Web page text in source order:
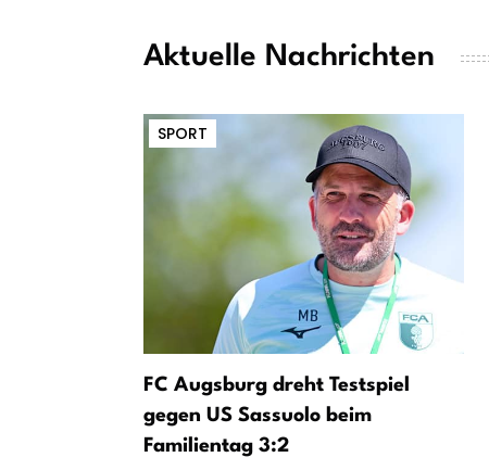
Aktuelle Nachrichten
SPORT
FC Augsburg dreht Testspiel
gegen US Sassuolo beim
Familientag 3:2